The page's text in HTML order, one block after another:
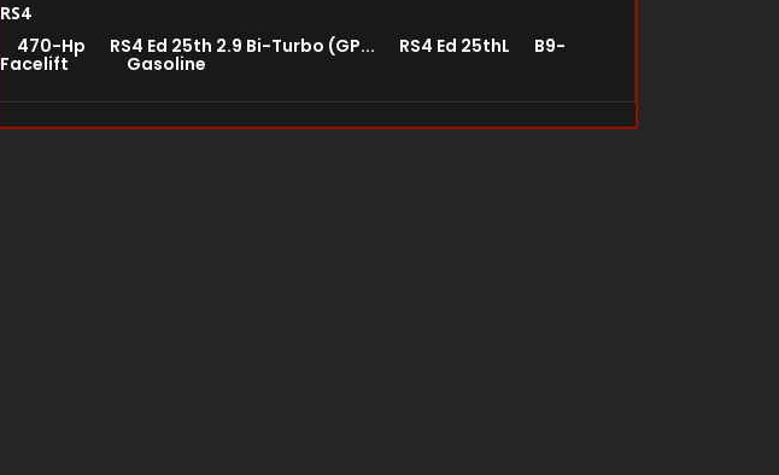
RS4
470-Hp RS4 Ed 25th 2.9 Bi-Turbo (GP... RS4 Ed 25thL B9-
Facelift Gasoline